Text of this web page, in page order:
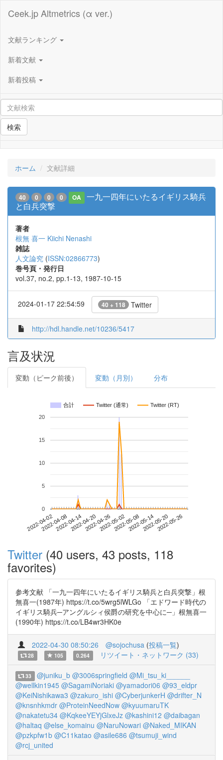
Ceek.jp Altmetrics (α ver.)
文献ランキング
新着文献
新着投稿
検索
ホーム 文献詳細
40 0 0 0 OA
一九一四年にいたるイギリス騎兵
と白兵突撃
著者
根無 喜一 Kiichi Nenashi
雑誌
人文論究 (ISSN:02866773)
巻号頁・発行日
vol.37, no.2, pp.1-13, 1987-10-15
2024-01-17 22:54:59 40 + 118 Twitter
http://hdl.handle.net/10236/5417
言及状況
変動（ピーク前後） 変動（月別） 分布
合計 Twitter (通常) Twitter (RT)
2022-04-022022-04-082022-04-142022-04-202022-04-262022-05-022022-05-082022-05-142022-05-202022-05-26
0
5
10
15
20
Twitter (40 users, 43 posts, 118
favorites)
参考文献 「一九一四年にいたるイギリス騎兵と白兵突撃」根
無喜一(1987年) https://t.co/5wrg5lWLGo 「エドワード時代の
イギリス騎兵─アングルシィ侯爵の研究を中心に─」根無喜一
(1990年) https://t.co/LB4wr3HK0e
2022-04-30 08:50:26 @sojochusa (投稿一覧)
28 105 0.264 リツイート・ネットワーク (33)
33 @juniku_b @3006springfield @Mi_tsu_ki______
@wellkin1945 @SagamiNoriaki @yamadori06 @93_eldpr
@KeiNishikawa3 @zakuro_ishi @CyberjunkerH @drifter_N
@knsnhkmdr @ProteinNeedNow @kyuumaruTK
@nakatetu34 @KqkeeYEYjGlxeJz @kashini12 @daibagan
@haltaq @else_komainu @NaruNowari @Naked_MIKAN
@pzkpfw1b @C11katao @asile686 @tsumuji_wind
@rcj_united